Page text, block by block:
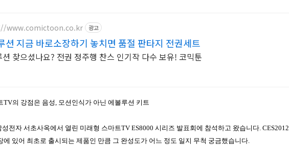
www.comictoon.co.kr 광고
션 지금 바로소장하기 놓치면 품절 판타지 전권세트
션 찾으셨나요? 전권 정주행 찬스 인기작 다수 보유! 코믹툰
TV의 강점은 음성, 모션인식가 아닌 에볼루션 키트
성전자 서초사옥에서 열린 미래형 스마트TV ES8000 시리즈 발표회에 참석하고 왔습니다. CES2012
에 있어 최초로 출시되는 제품인 만큼 그 완성도가 어느 정도 일지 무척 궁금했습니다.